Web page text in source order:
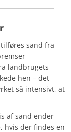
sand fra
landbrugets
hen – det
så intensivt, at
af sand ender
hvis der findes en